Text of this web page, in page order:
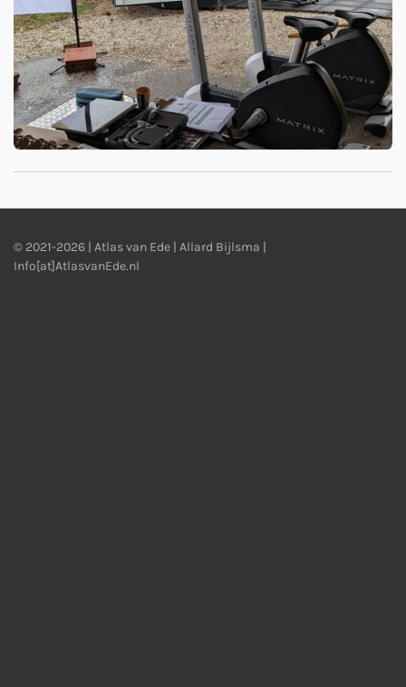
© 2021-2026 | Atlas van Ede | Allard Bijlsma |
Info[at]AtlasvanEde.nl